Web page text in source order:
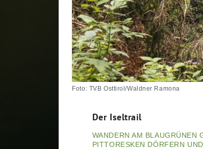
Foto: TVB Osttirol/Waldner Ramona
Der Iseltrail
WANDERN AM BLAUGRÜNEN
PITTORESKEN DÖRFERN